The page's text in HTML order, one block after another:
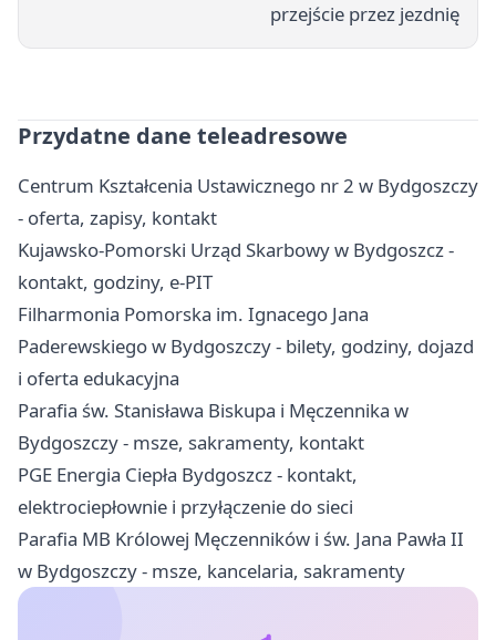
przejście przez jezdnię
Przydatne dane teleadresowe
Centrum Kształcenia Ustawicznego nr 2 w Bydgoszczy
- oferta, zapisy, kontakt
Kujawsko-Pomorski Urząd Skarbowy w Bydgoszcz -
kontakt, godziny, e-PIT
Filharmonia Pomorska im. Ignacego Jana
Paderewskiego w Bydgoszczy - bilety, godziny, dojazd
i oferta edukacyjna
Parafia św. Stanisława Biskupa i Męczennika w
Bydgoszczy - msze, sakramenty, kontakt
PGE Energia Ciepła Bydgoszcz - kontakt,
elektrociepłownie i przyłączenie do sieci
Parafia MB Królowej Męczenników i św. Jana Pawła II
w Bydgoszczy - msze, kancelaria, sakramenty